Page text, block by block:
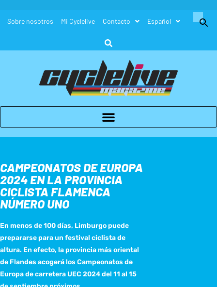
Sobre nosotros Mi Cyclelive Contacto Español
Buscar:
CAMPEONATOS DE EUROPA
2024 EN LA PROVINCIA
CICLISTA FLAMENCA
NÚMERO UNO
En menos de 100 días, Limburgo puede
prepararse para un festival ciclista de
altura. En efecto, la provincia más oriental
de Flandes acogerá los Campeonatos de
Europa de carretera UEC 2024 del 11 al 15